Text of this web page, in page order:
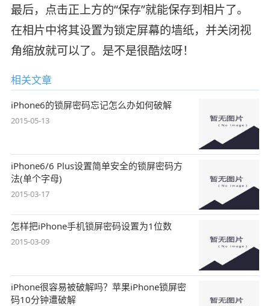
最后，点击正上方的“保存”就能保存到相片了。
在相片中将其设置为锁定屏幕的墙纸，并关闭视
角缩放就可以了。是不是很酷炫呀！
相关文章
iPhone6的锁屏密码忘记怎么办如何破解
2015-05-13
iPhone6/6 Plus设置简单安全的锁屏密码方
法(单个字母)
2015-03-17
怎样把iPhone手机锁屏密码设置为1位数
2015-03-09
iPhone很容易被破解吗？苹果iPhone锁屏密
码10分钟遭破解